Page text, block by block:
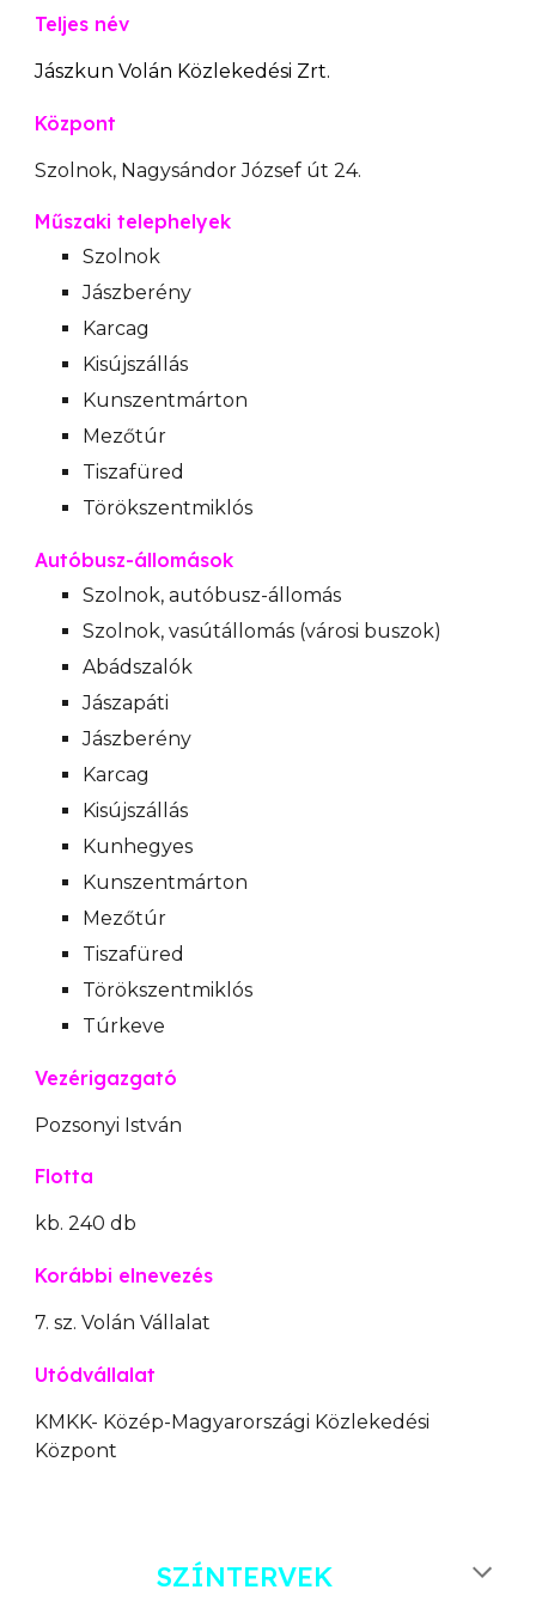
Teljes név
Jászkun Volán Közlekedési Zrt.
Központ
Szolnok, Nagysándor József út 24.
Műszaki telephelyek
Szolnok
Jászberény
Karcag
Kisújszállás
Kunszentmárton
Mezőtúr
Tiszafüred
Törökszentmiklós
Autóbusz-állomások
Szolnok, autóbusz-állomás
Szolnok, vasútállomás (városi buszok)
Abádszalók
Jászapáti
Jászberény
Karcag
Kisújszállás
Kunhegyes
Kunszentmárton
Mezőtúr
Tiszafüred
Törökszentmiklós
Túrkeve
Vezérigazgató
Pozsonyi István
Flotta
kb.240 db
Korábbi elnevezés
7. sz. Volán Vállalat
Utódvállalat
KMKK- Közép-Magyarországi Közlekedési
Központ
SZÍNTERVEK